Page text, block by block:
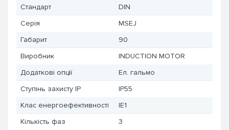
Стандарт
DIN
Серія
MSEJ
Габарит
90
Виробник
INDUCTION MOTOR
Додаткові опції
Ел. гальмо
Ступінь захисту IP
IP55
Клас енергоефективності
IE1
Кількість фаз
3